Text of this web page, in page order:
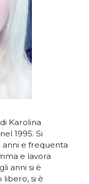
Karolina
1995. Si
anni e frequenta
e lavora
anni si è
si è